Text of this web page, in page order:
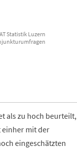
Statistik Luzern
als zu hoch beurteilt,
einher mit der
eingeschätzten